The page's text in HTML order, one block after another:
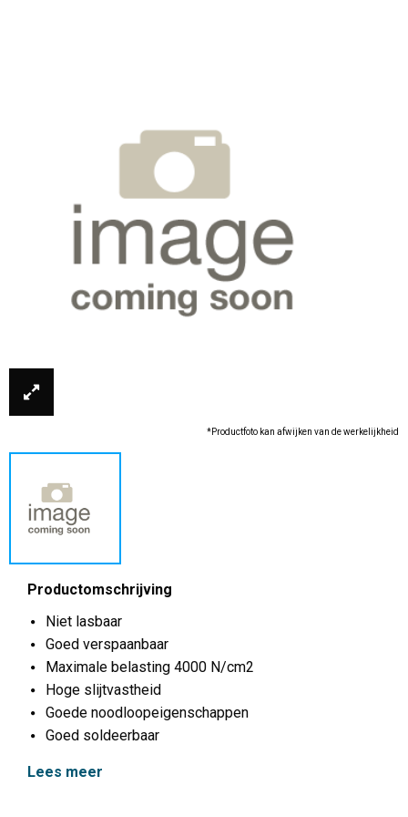
*Productfoto kan afwijken van de werkelijkheid
Productomschrijving
Niet lasbaar
Goed verspaanbaar
Maximale belasting 4000 N/cm2
Hoge slijtvastheid
Goede noodloopeigenschappen
Goed soldeerbaar
Lees meer